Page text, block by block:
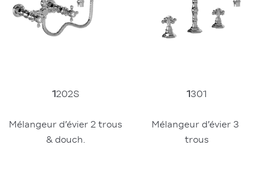
1202S
Mélangeur d’évier 2 trous
& douch.
1301
Mélangeur d’évier 3
trous